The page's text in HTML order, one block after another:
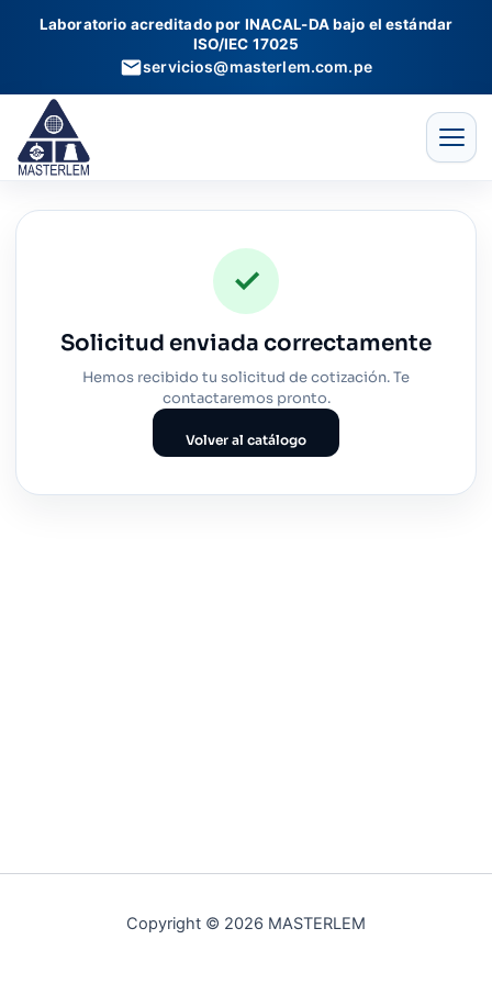
Laboratorio acreditado por INACAL-DA bajo el estándar
ISO/IEC 17025
servicios@masterlem.com.pe
✓
Solicitud enviada correctamente
Hemos recibido tu solicitud de cotización. Te
contactaremos pronto.
Volver al catálogo
Copyright © 2026 MASTERLEM